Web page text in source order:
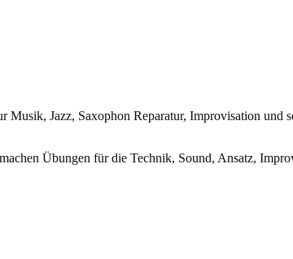
Musik, Jazz, Saxophon Reparatur, Improvisation und
Übungen für die Technik, Sound, Ansatz,